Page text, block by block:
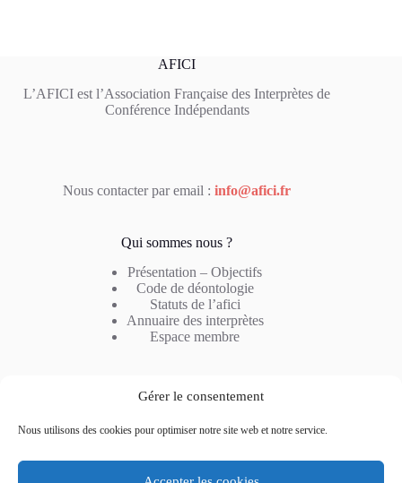
Gérer le consentement
Nous utilisons des cookies pour optimiser notre site web et notre service.
AFICI
L’AFICI est l’Association Française des Interprètes de
Conférence Indépendants
Nous contacter par email :info@afici.fr
Qui sommes nous ?
Présentation – Objectifs
Code de déontologie
Statuts de l’afici
Annuaire des interprètes
Espace membre
Notre métier
Type d’interprétation
Questions fréquentes